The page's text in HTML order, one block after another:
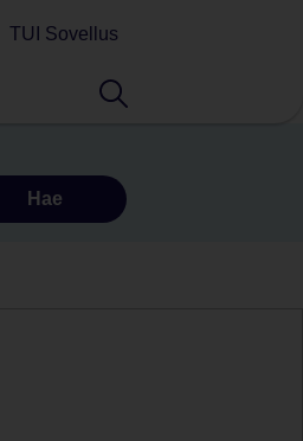
TUI Sovellus
Hae